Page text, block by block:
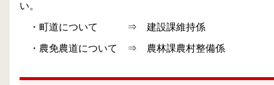
い。
・町道について ⇒ 建設課維持係
・農免農道について ⇒ 農林課農村整備係